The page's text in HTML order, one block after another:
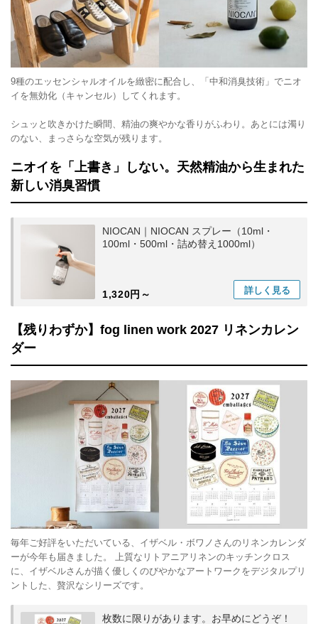
9種のエッセンシャルオイルを緻密に配合し、「中和消臭技術」でニオ
イを無効化（キャンセル）してくれます。
シュッと吹きかけた瞬間、精油の爽やかな香りがふわり。あとには濁り
のない、まっさらな空気が残ります。
ニオイを「上書き」しない。天然精油から生まれた
新しい消臭習慣
NIOCAN｜NIOCAN スプレー（10ml・
100ml・500ml・詰め替え1000ml）
1,320円～ 詳しく 見る
【残りわずか】fog linen work 2027 リネンカレン
ダー
毎年ご好評をいただいている、イザベル・ボワノさんのリネンカレンダ
ーが今年も届きました。 上質なリトアニアリネンのキッチンクロス
に、イザベルさんが描く優しくのびやかなアートワークをデジタルプリ
ントした、贅沢なシリーズです。
枚数に限りがあります。お早めにどうぞ！